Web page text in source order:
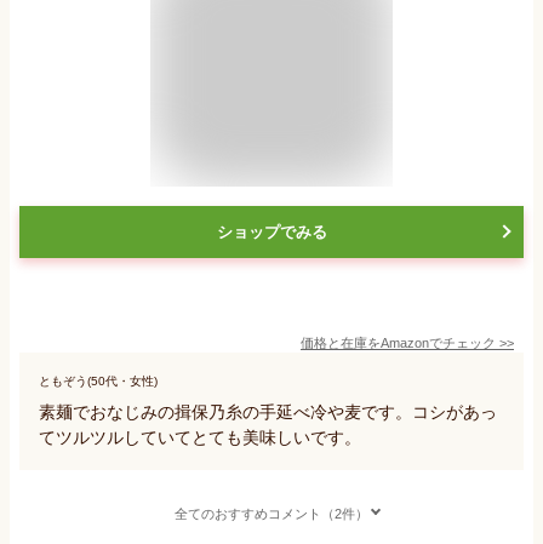
ショップでみる
価格と在庫をAmazonでチェック >>
ともぞう(50代・女性)
素麺でおなじみの揖保乃糸の手延べ冷や麦です。コシがあっ
てツルツルしていてとても美味しいです。
全てのおすすめコメント（2件）